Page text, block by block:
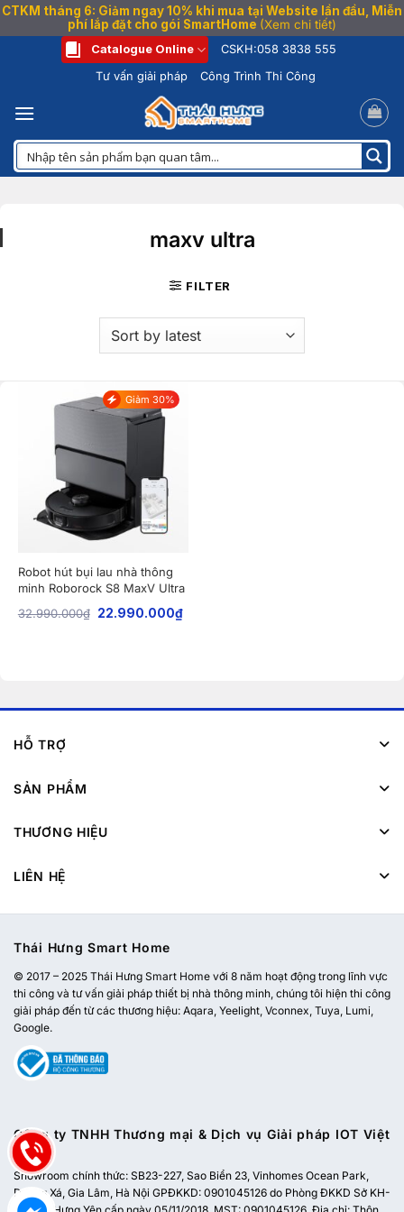
CTKM tháng 6: Giảm ngay 10% khi mua tại Website lần đầu, Miễn
phí lắp đặt cho gói SmartHome (Xem chi tiết)
dung
Catalogue Online CSKH:058 3838 555
Tư vấn giải pháp
Công Trình Thi Công
maxv ultra
FILTER
Giảm 30%
Robot hút bụi lau nhà thông
minh Roborock S8 MaxV Ultra
32.990.000₫ 22.990.000₫
HỖ TRỢ
SẢN PHẨM
THƯƠNG HIỆU
LIÊN HỆ
Thái Hưng Smart Home
© 2017 – 2025 Thái Hưng Smart Home với 8 năm hoạt động trong lĩnh vực
thi công và tư vấn giải pháp thiết bị nhà thông minh, chúng tôi hiện thi công
giải pháp đến từ các thương hiệu: Aqara, Yeelight, Vconnex, Tuya, Lumi,
Google.
Công ty TNHH Thương mại & Dịch vụ Giải pháp IOT Việt
Nam
Showroom chính thức: SB23-227, Sao Biển 23, Vinhomes Ocean Park,
Dương Xá, Gia Lâm, Hà Nội GPĐKKD: 0901045126 do Phòng ĐKKD Sở KH-